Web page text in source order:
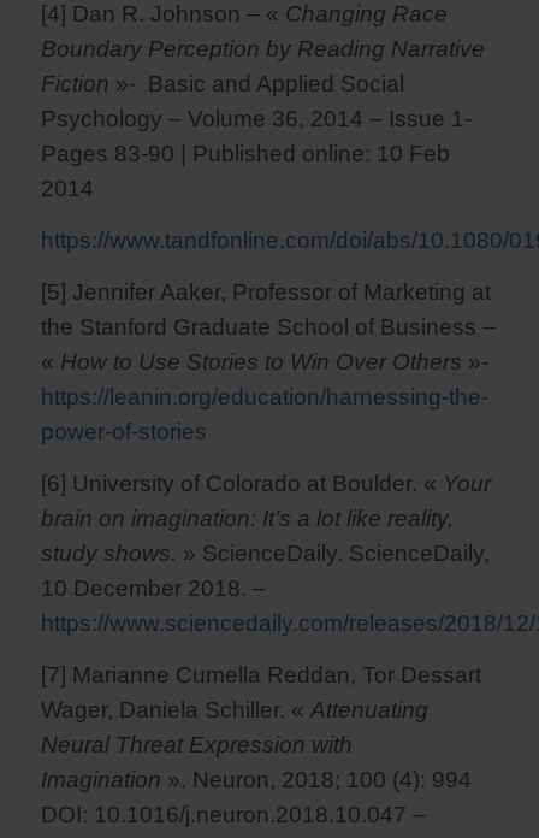
[4] Dan R. Johnson – « Changing Race
Boundary Perception by Reading Narrative
Fiction »- Basic and Applied Social
Psychology – Volume 36, 2014 – Issue 1-
Pages 83-90 | Published online: 10 Feb
2014
https://www.tandfonline.com/doi/abs/10.1080/
[5] Jennifer Aaker, Professor of Marketing at
the Stanford Graduate School of Business –
« How to Use Stories to Win Over Others »-
https://leanin.org/education/harnessing-the-
power-of-stories
[6] University of Colorado at Boulder. « Your
brain on imagination: It’s a lot like reality,
study shows. » ScienceDaily. ScienceDaily,
10 December 2018. –
https://www.sciencedaily.com/releases/2018/
[7] Marianne Cumella Reddan, Tor Dessart
Wager, Daniela Schiller. «Attenuating
Neural Threat Expression with
Imagination ». Neuron, 2018; 100 (4): 994
DOI: 10.1016/j.neuron.2018.10.047 –